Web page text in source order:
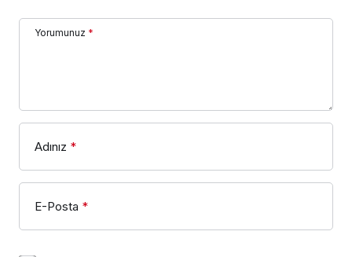
Yorumunuz *
Adınız *
E-Posta *